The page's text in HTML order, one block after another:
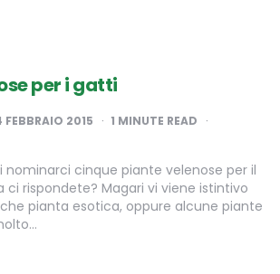
per i gatti
FEBBRAIO 2015 1 MINUTE READ
nominarci cinque piante velenose per il
ci rispondete? Magari vi viene istintivo
pianta esotica, oppure alcune piante